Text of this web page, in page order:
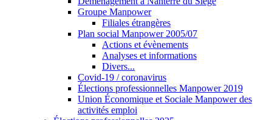
Groupe Manpower
Filiales étrangères
Plan social Manpower 2005/07
Actions et évènements
Analyses et informations
Divers...
Covid-19 / coronavirus
Élections professionnelles Manpower 2019
Union Économique et Sociale Manpower des
activités emploi